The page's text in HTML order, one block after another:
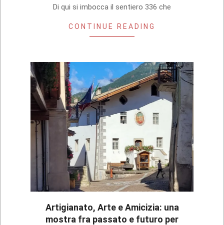
Di qui si imbocca il sentiero 336 che
CONTINUE READING
Artigianato, Arte e Amicizia: una
mostra fra passato e futuro per